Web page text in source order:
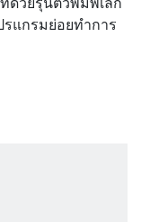
แกรมย่อยทำการ